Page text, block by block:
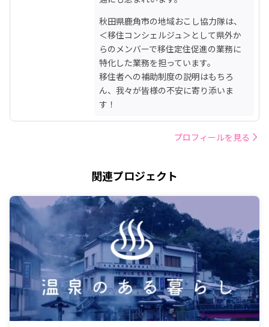
秋田県鹿角市の地域おこし協力隊は、
＜移住コンシェルジュ＞として県外か
らのメンバーで移住定住促進の業務に
特化した業務を担っています。
移住者への補助制度の説明はもちろ
ん、我々が皆様の不安に寄り添いま
す！
プロフィールを見る
関連プロジェクト